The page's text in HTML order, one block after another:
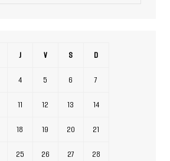
J V S D
4 5 6 7
11 12 13 14
18 19 20 21
25 26 27 28